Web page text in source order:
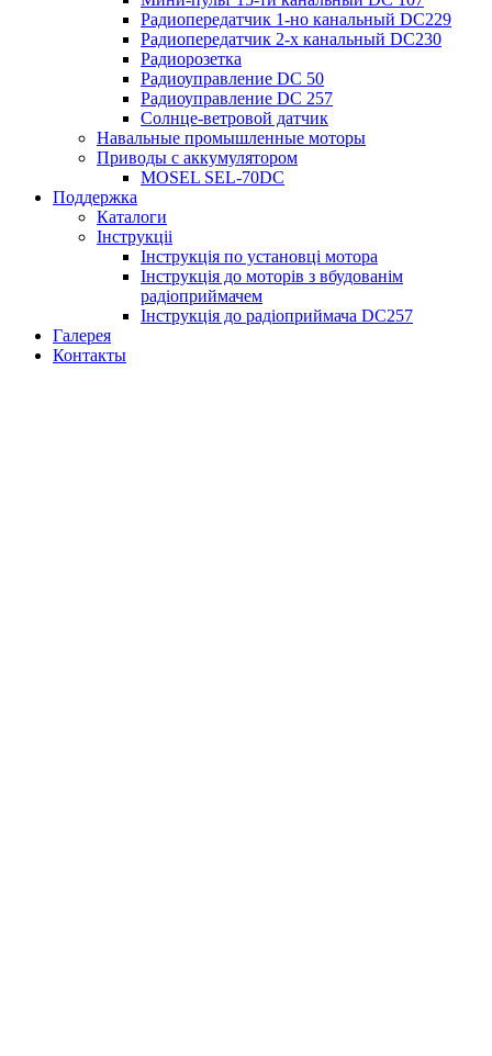
Радиопередатчик 1-но канальный DC229
Радиопередатчик 2-х канальный DC230
Радиорозетка
Радиоуправление DС 50
Радиоуправление DС 257
Солнце-ветровой датчик
Навальные промышленные моторы
Приводы с аккумулятором
MOSEL SEL-70DС
Поддержка
Каталоги
Інструкціі
Інструкція по установці мотора
Інструкція до моторів з вбудованім
радіоприймачем
Інструкція до радіоприймача DC257
Галерея
Контакты